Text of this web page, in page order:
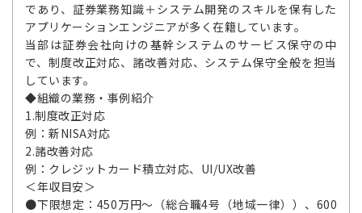
であり、証券業務知識＋システム開発のスキルを保有した
アプリケーションエンジニアが多く在籍しています。
当部は証券会社向けの基幹システムのサービス保守の中
で、制度改正対応、諸改善対応、システム保守全般を担当
しています。
◆組織の業務・事例紹介
1.制度改正対応
例：新NISA対応
2.諸改善対応
例：クレジットカード積立対応、UI/UX改善
＜年収目安＞
●下限想定：450万円～（総合職4号（地域一律））、600